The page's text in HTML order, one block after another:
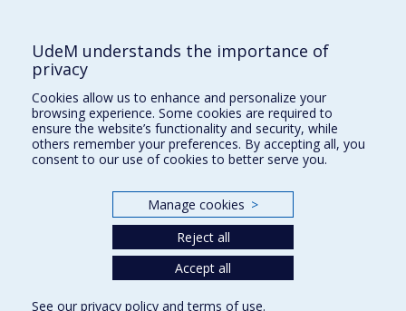
Comment soutenir le CÉRIUM?
BESOIN D'AIDE?
Plan du site
Signaler une erreur
Accessibilité
Nos départements et écoles
UdeM understands the importance of
privacy
Cookies allow us to enhance and personalize your
browsing experience. Some cookies are required to
ensure the website’s functionality and security, while
others remember your preferences. By accepting all, you
consent to our use of cookies to better serve you.
Manage cookies >
Reject all
Accept all
See our privacy policy andterms of use.